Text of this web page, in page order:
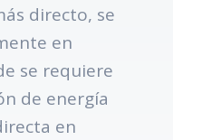
directo, se
en
se requiere
de energía
en